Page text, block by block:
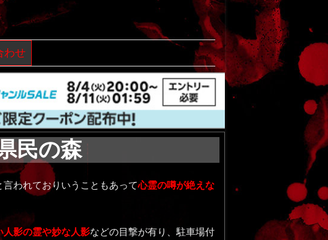
わせ
民の森
言われておりいうこともあって心霊の噂が絶えな
人影の霊や妙な人影などの目撃が有り、駐車場付